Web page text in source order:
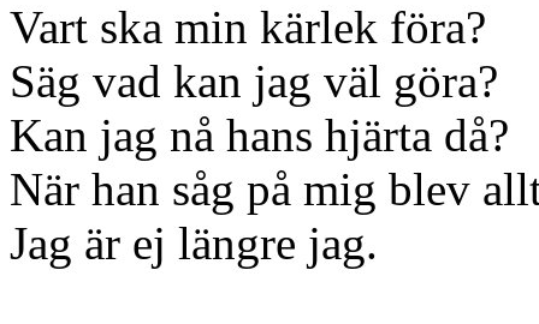
Vart ska min kärlek föra?
Säg vad kan jag väl göra?
Kan jag nå hans hjärta då?
När han såg på mig blev
Jag är ej längre jag.